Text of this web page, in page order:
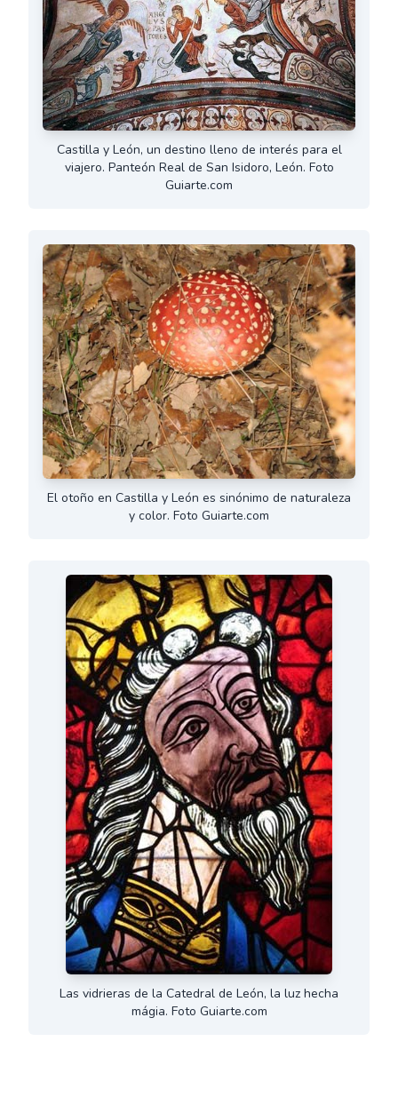
Castilla y León, un destino lleno de interés para el
viajero. Panteón Real de San Isidoro, León. Foto
Guiarte.com
El otoño en Castilla y León es sinónimo de naturaleza
y color. Foto Guiarte.com
Las vidrieras de la Catedral de León, la luz hecha
mágia. Foto Guiarte.com